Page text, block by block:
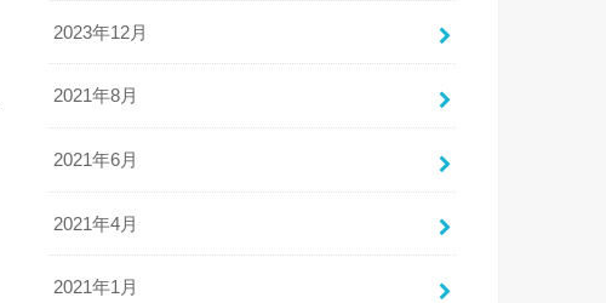
2023年12月
2021年8月
2021年6月
2021年4月
2021年1月